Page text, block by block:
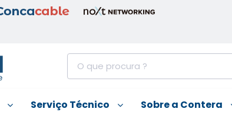
Serviço Técnico Sobre a Contera